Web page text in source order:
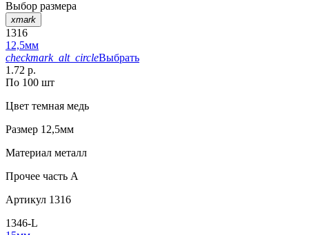
Выбор размера
xmark
1316
12,5мм
checkmark_alt_circleВыбрать
1.72 р.
По 100 шт
Цвет темная медь
Размер 12,5мм
Материал металл
Прочее часть A
Артикул 1316
1346-L